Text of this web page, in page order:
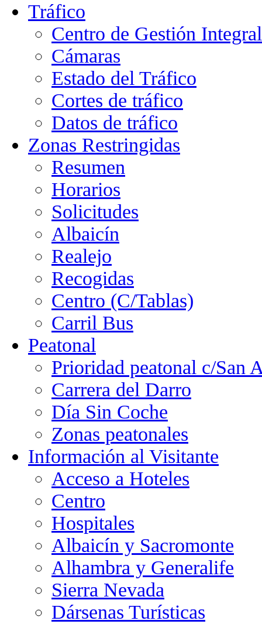
Tráfico
Centro de Gestión
Cámaras
Estado del Tráfico
Cortes de tráfico
Datos de tráfico
Zonas Restringidas
Resumen
Horarios
Solicitudes
Albaicín
Realejo
Recogidas
Centro (C/Tablas)
Carril Bus
Peatonal
Prioridad peatonal c/San
Carrera del Darro
Día Sin Coche
Zonas peatonales
Información al Visitante
Acceso a Hoteles
Centro
Hospitales
Albaicín y Sacromonte
Alhambra y Generalife
Sierra Nevada
Dársenas Turísticas